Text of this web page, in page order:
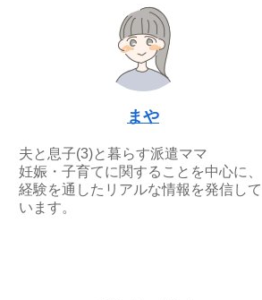
まや
夫と息子(3)と暮らす派遣ママ
妊娠・子育てに関することを中心に、
経験を通したリアルな情報を発信して
います。